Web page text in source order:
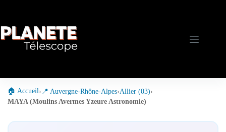
🏠 Accueil› 📍 Auvergne-Rhône-Alpes›Allier (03)›
MAYA (Moulins Avermes Yzeure Astronomie)